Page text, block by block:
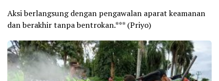
Aksi berlangsung dengan pengawalan aparat keamanan
dan berakhir tanpa bentrokan.*** (Priyo)